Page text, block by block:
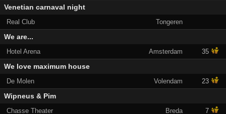
Venetian carnaval night
Real Club Tongeren
We are...
Hotel Arena Amsterdam 35
We love maximum house
De Molen Volendam 23
Wipneus & Pim
Chasse Theater Breda 7